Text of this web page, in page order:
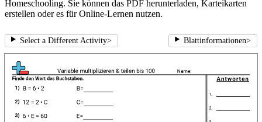
Homeschooling. Sie können das PDF herunterladen, Karteikarten
erstellen oder es für Online-Lernen nutzen.
Select a Different Activity> Blattinformationen>